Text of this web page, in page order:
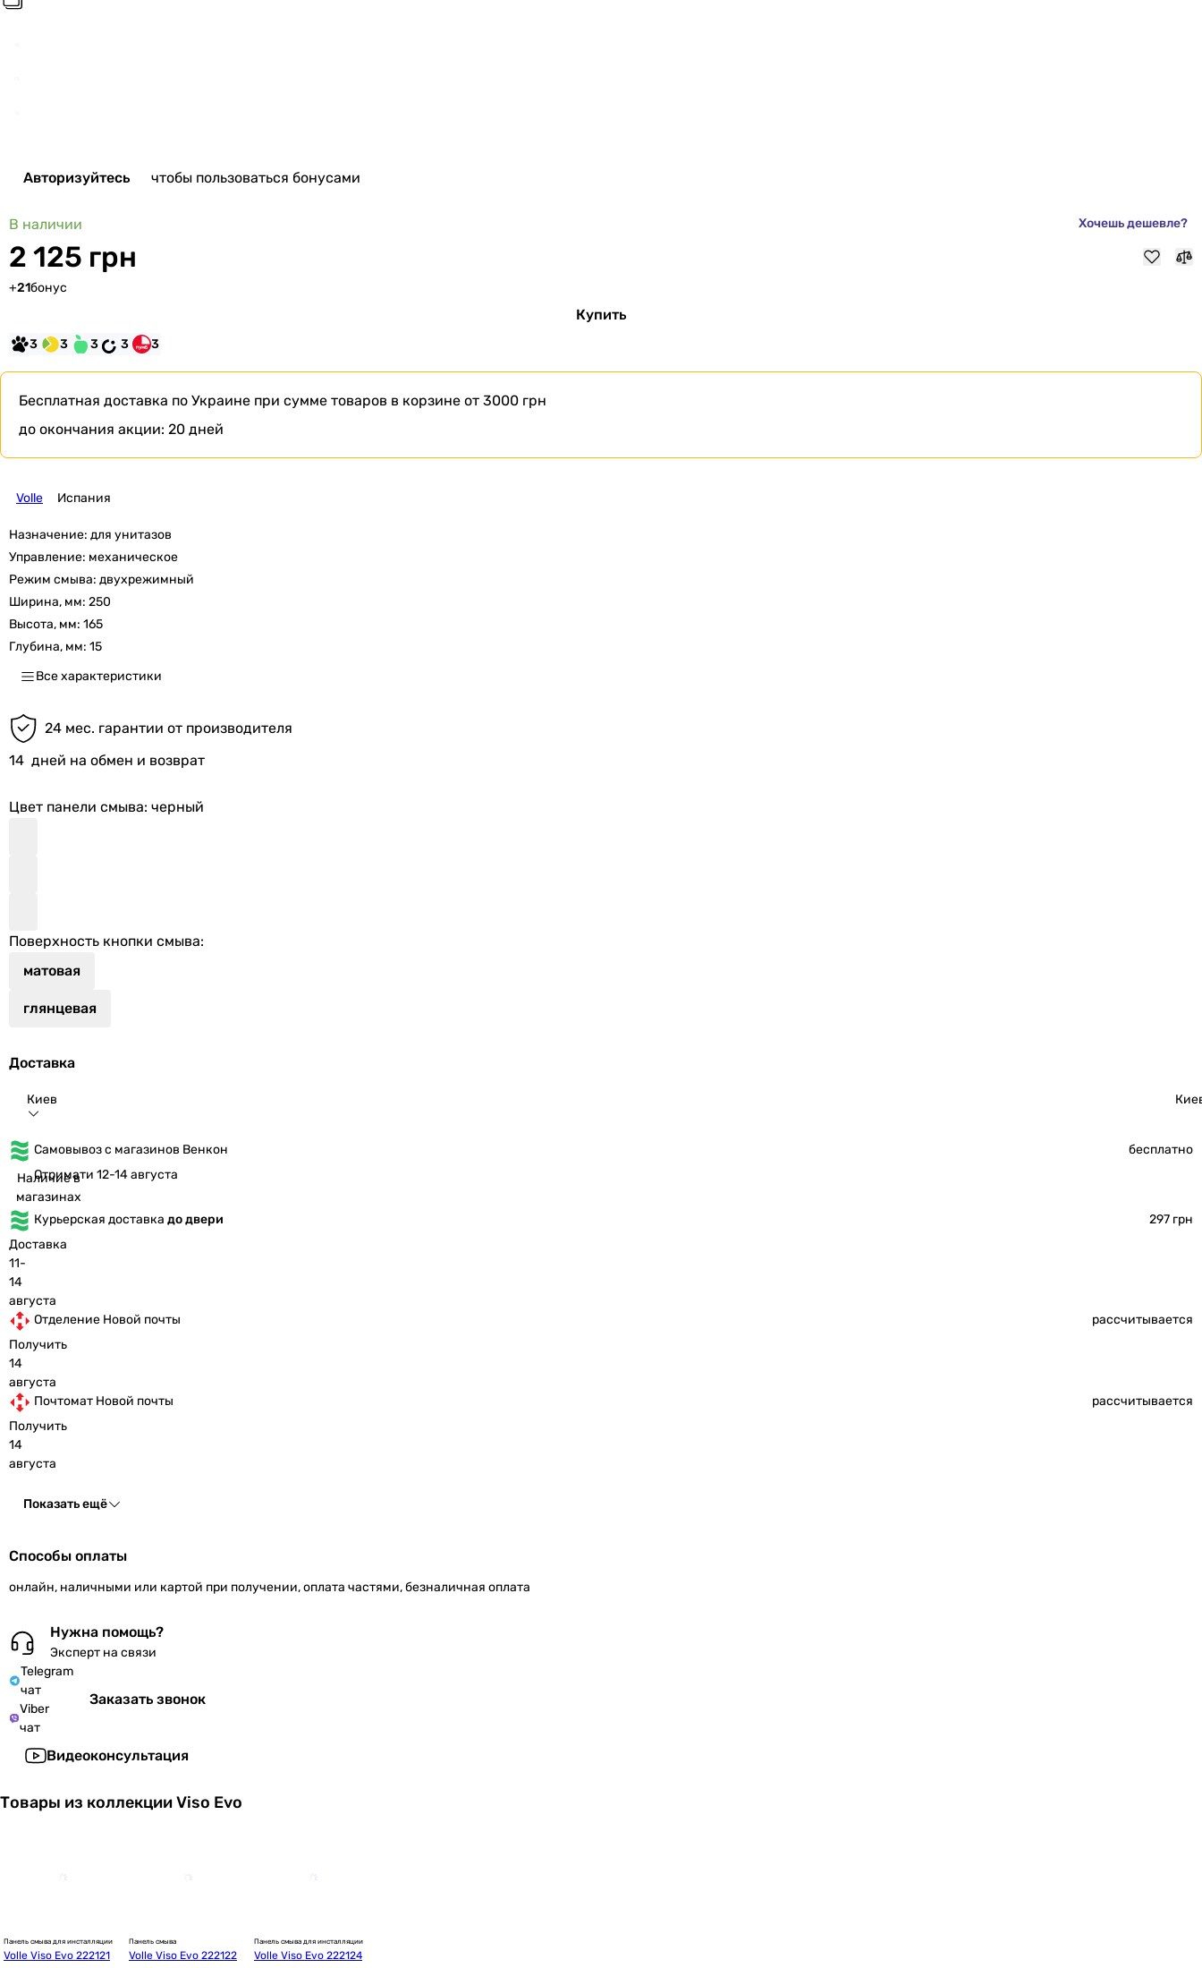
Авторизуйтесь чтобы пользоваться бонусами
В наличии Хочешь дешевле?
2 125 грн
+21бонус
Купить
3 3 3 3 3
Бесплатная доставка по Украине при сумме товаров в корзине от 3000 грн
до окончания акции: 20 дней
Volle Испания
Назначение: для унитазов
Управление: механическое
Режим смыва: двухрежимный
Ширина, мм: 250
Высота, мм: 165
Глубина, мм: 15
Все характеристики
24 мес. гарантии от производителя
14 дней на обмен и возврат
Цвет панели смыва: черный
Поверхность кнопки смыва:
матовая
глянцевая
Доставка
Киев
Самовывоз с магазинов Венкон
бесплатно
Наличие в
магазинах
Отримати 12-14 августа
Курьерская доставка до двери
297 грн
Доставка
11-
14
августа
Отделение Новой почты
рассчитывается
Получить
14
августа
Почтомат Новой почты
рассчитывается
Получить
14
августа
Показать ещё
Способы оплаты
онлайн, наличными или картой при получении, оплата частями, безналичная оплата
Нужна помощь?
Эксперт на связи
Telegram
чат
Viber
чат
Заказать звонок
Видеоконсультация
Товары из коллекции Viso Evo
Панель смыва для инсталляции
Volle Viso Evo 222121
Панель смыва
Volle Viso Evo 222122
Панель смыва для инсталляции
Volle Viso Evo 222124